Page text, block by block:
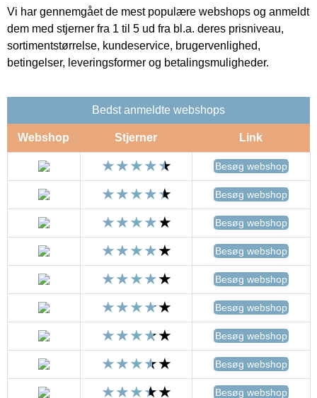
Vi har gennemgået de mest populære webshops og anmeldt
dem med stjerner fra 1 til 5 ud fra bl.a. deres prisniveau,
sortimentstørrelse, kundeservice, brugervenlighed,
betingelser, leveringsformer og betalingsmuligheder.
Bedst anmeldte webshops
Webshop Stjerner Link
Besøg webshop
Besøg webshop
Besøg webshop
Besøg webshop
Besøg webshop
Besøg webshop
Besøg webshop
Besøg webshop
Besøg webshop